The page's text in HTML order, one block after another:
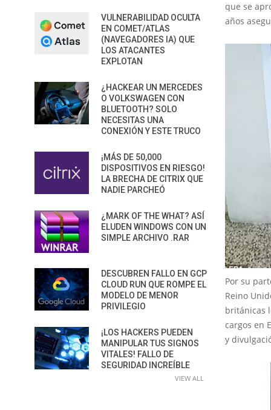
que se
años
Por su
Reino
británicas
cargos en
y
VULNERABILIDAD OCULTA
EN COMET/ATLAS
(NAVEGADORES IA) QUE
LOS ATACANTES
EXPLOTAN
¿HACKEAR UN MERCEDES
O VOLKSWAGEN CON
BLUETOOTH? SOLO
NECESITAS UNA
CONEXIÓN Y ESTE TRUCO
¡MÁS DE 50,000
DISPOSITIVOS EN RIESGO!
LA BRECHA DE CITRIX QUE
NADIE PARCHEÓ
¿MARK OF THE WHAT? ASÍ
ELUDEN WINDOWS CON UN
SIMPLE ARCHIVO .RAR
DESCUBREN FALLO EN GCP
CLOUD RUN QUE ROMPE EL
MODELO DE MENOR
PRIVILEGIO
¡LOS HACKERS PUEDEN
MANIPULAR TUS SIGNOS
VITALES! FALLO DE
SEGURIDAD INCREÍBLE
VIEW ALL